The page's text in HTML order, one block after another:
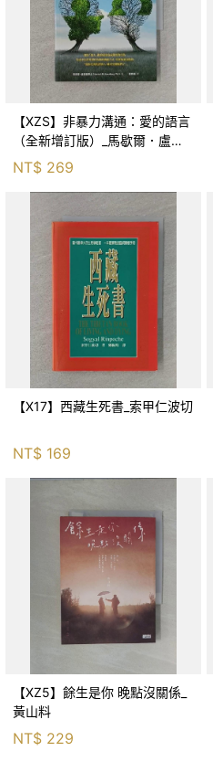
【XZS】非暴力溝通：愛的語言
（全新增訂版）_馬歇爾．盧森
堡, 蕭寶森
NT$ 269
【X17】西藏生死書_索甲仁波切
NT$ 169
【XZ5】餘生是你 晚點沒關係_
黃山料
NT$ 229